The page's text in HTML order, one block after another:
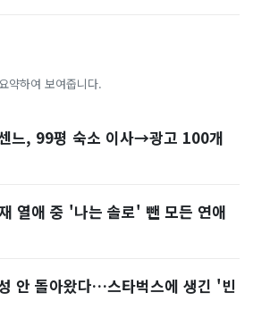
약하여 보여줍니다.
느, 99평 숙소 이사→광고 100개
열애 중 '나는 솔로' 뺀 모든 연애
안 돌아왔다…스타벅스에 생긴 '빈